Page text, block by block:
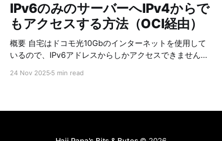
IPv6のみのサーバーへIPv4からで
もアクセスする方法（OCI経由）
概要 自宅はドコモ光10Gbのインターネットを使用して
いるので、IPv6アドレスからしかアクセスできません。
アクセスを採用した理由 * 速い（カーネル実装 / UDP
24 Nov 2025 5 min read